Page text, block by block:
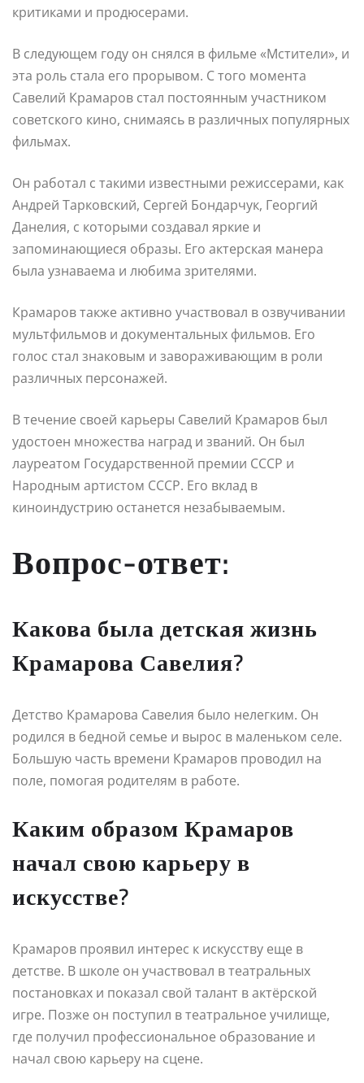
критиками и продюсерами.
В следующем году он снялся в фильме «Мстители», и
эта роль стала его прорывом. С того момента
Савелий Крамаров стал постоянным участником
советского кино, снимаясь в различных популярных
фильмах.
Он работал с такими известными режиссерами, как
Андрей Тарковский, Сергей Бондарчук, Георгий
Данелия, с которыми создавал яркие и
запоминающиеся образы. Его актерская манера
была узнаваема и любима зрителями.
Крамаров также активно участвовал в озвучивании
мультфильмов и документальных фильмов. Его
голос стал знаковым и завораживающим в роли
различных персонажей.
В течение своей карьеры Савелий Крамаров был
удостоен множества наград и званий. Он был
лауреатом Государственной премии СССР и
Народным артистом СССР. Его вклад в
киноиндустрию останется незабываемым.
Вопрос-ответ:
Какова была детская жизнь
Крамарова Савелия?
Детство Крамарова Савелия было нелегким. Он
родился в бедной семье и вырос в маленьком селе.
Большую часть времени Крамаров проводил на
поле, помогая родителям в работе.
Каким образом Крамаров
начал свою карьеру в
искусстве?
Крамаров проявил интерес к искусству еще в
детстве. В школе он участвовал в театральных
постановках и показал свой талант в актёрской
игре. Позже он поступил в театральное училище,
где получил профессиональное образование и
начал свою карьеру на сцене.